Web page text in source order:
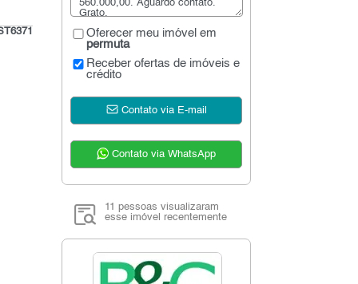
Oferecer meu imóvel em
permuta
Receber ofertas de imóveis e
crédito
Contato via E-mail
Contato via WhatsApp
11 pessoas visualizaram
esse imóvel recentemente